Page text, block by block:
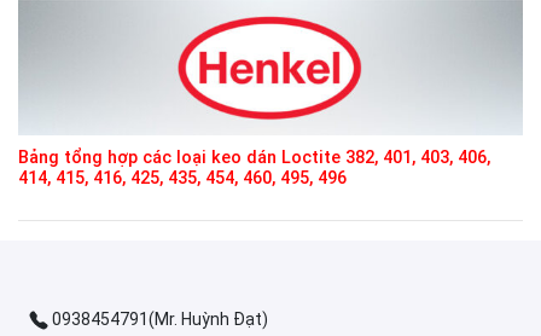
Bảng tổng hợp các loại keo dán Loctite 382, 401, 403, 406,
414, 415, 416, 425, 435, 454, 460, 495, 496
0938454791(Mr. Huỳnh Đạt)